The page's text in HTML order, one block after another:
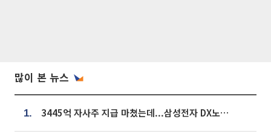
많이 본 뉴스
1. 3445억 자사주 지급 마쳤는데...삼성전자 DX노조, 뒤늦은 '떼쓰기 집회'